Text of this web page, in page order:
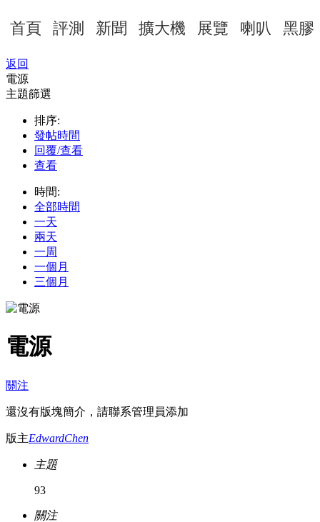
首頁 評測 新聞 擴大機 展覽 喇叭 黑膠
返回
電源
主題篩選
排序:
發帖時間
回覆/查看
查看
時間:
全部時間
一天
兩天
一周
一個月
三個月
電源
關注
還沒有版塊簡介，請聯系管理員添加
版主EdwardChen
主題
93
關注